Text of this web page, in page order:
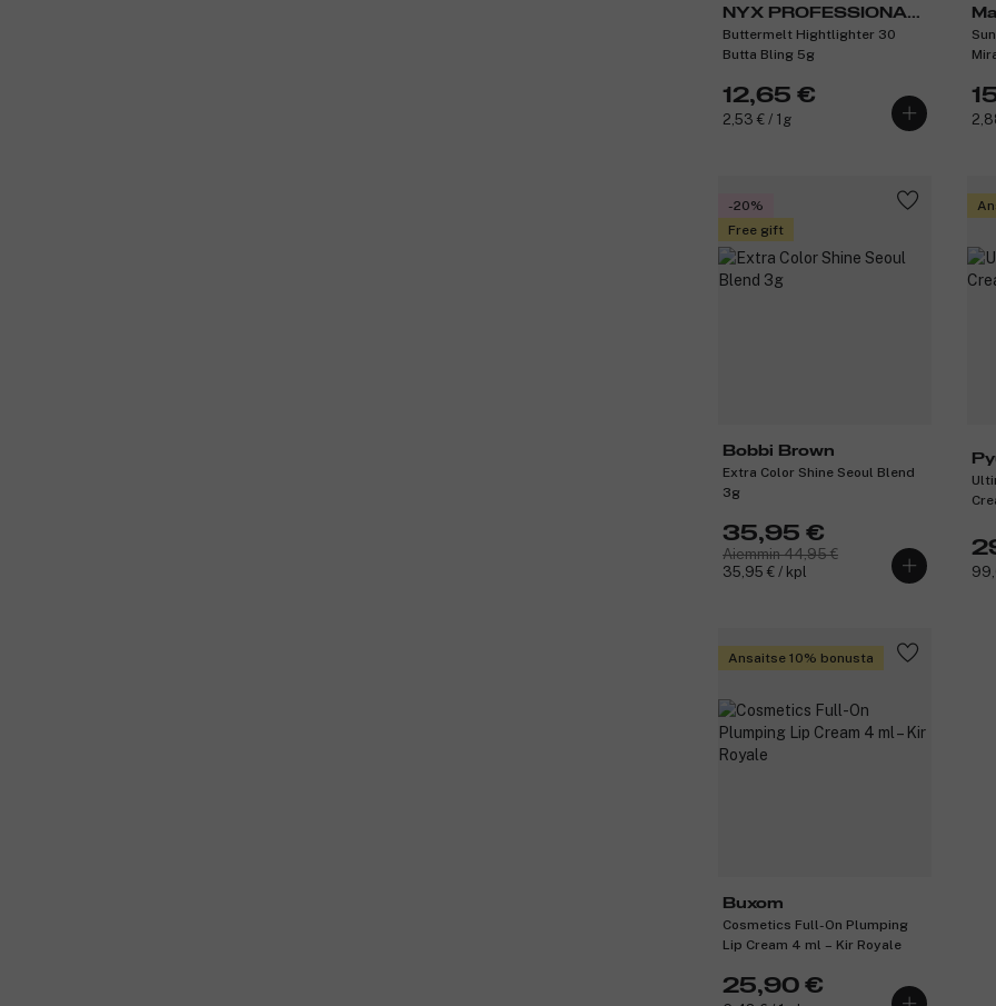
NYX PROFESSIONAL
MAKEUP
Buttermelt Hightlighter 30
Butta Bling 5g
12,65 €
2,53 € / 1g
-20%
Free gift
Bobbi Brown
Extra Color Shine Seoul Blend
3g
35,95 €
Aiemmin 44,95 €
35,95 € / kpl
Ansaitse 10% bonusta
Buxom
Cosmetics Full-On Plumping
Lip Cream 4 ml – Kir Royale
25,90 €